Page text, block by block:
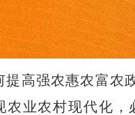
提高强农惠农富农
农业农村现代化